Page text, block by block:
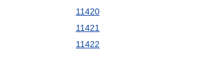
11420
11421
11422